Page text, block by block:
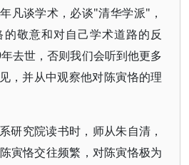
凡谈学术，必谈"清华学派"，
敬意和对自己学术道路的反
去世，否则我们会听到他更多
，并从中观察他对陈寅恪的理
研究院读书时，师从朱自清，
寅恪交往频繁，对陈寅恪极为